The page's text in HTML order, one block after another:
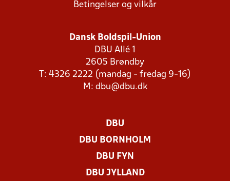
Betingelser og vilkår
Dansk Boldspil-Union
DBU Allé 1
2605 Brøndby
T: 4326 2222 (mandag - fredag 9-16)
M: dbu@dbu.dk
DBU
DBU BORNHOLM
DBU FYN
DBU JYLLAND